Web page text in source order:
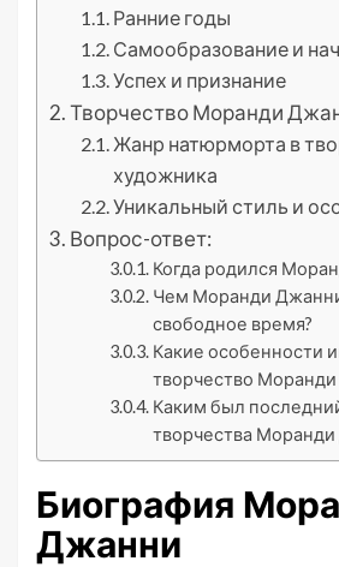
Ранние годы
Самообразование и
Успех и признание
Творчество Моранди
Жанр натюрморта в
художника
Уникальный стиль и
Вопрос-ответ:
Когда родился
Чем Моранди
свободное время?
Какие особенности
творчество
Каким был
творчества
Биография
Джанни